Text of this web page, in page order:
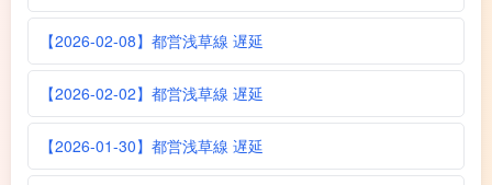
【2026-02-08】都営浅草線 遅延
【2026-02-02】都営浅草線 遅延
【2026-01-30】都営浅草線 遅延